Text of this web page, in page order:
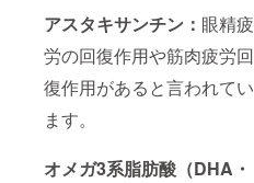
アスタキサンチン： 眼精疲
労の回復作用や筋肉疲労回
復作用があると言われてい
ます。
オメガ3系脂肪酸（DHA・